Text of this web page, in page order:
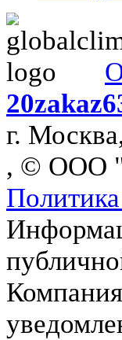
20
г.
, © ООО